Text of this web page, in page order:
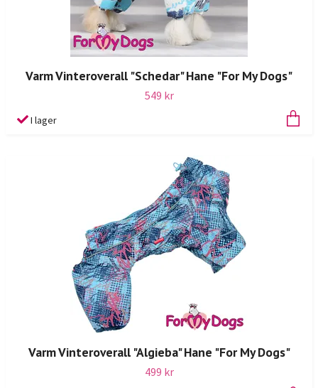
Varm Vinteroverall "Schedar" Hane "For My Dogs"
549 kr
I lager
Varm Vinteroverall "Algieba" Hane "For My Dogs"
499 kr